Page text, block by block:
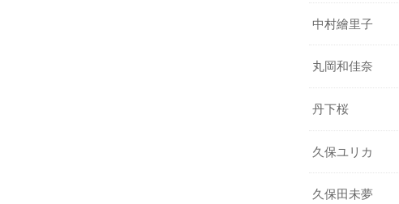
中村繪里子
丸岡和佳奈
丹下桜
久保ユリカ
久保田未夢